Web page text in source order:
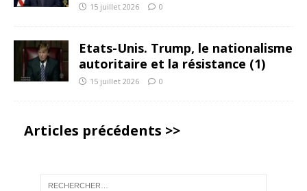
15 juillet 2026 0
Etats-Unis. Trump, le nationalisme
autoritaire et la résistance (1)
15 juillet 2026 0
Articles précédents >>